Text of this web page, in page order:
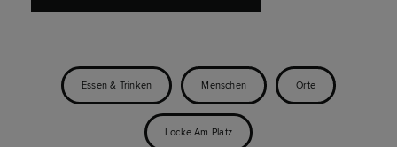
Essen & Trinken Menschen Orte
Locke Am Platz